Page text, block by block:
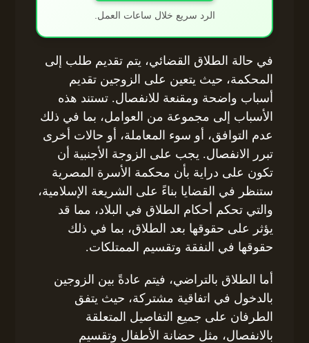
الرد سريع خلال ساعات العمل.
في حالة الطلاق القضائي، يتم تقديم طلب إلى
المحكمة، حيث يتعين على الزوجين تقديم
أسباب واضحة ومقنعة للانفصال. تستند هذه
الأسباب إلى مجموعة من العوامل، بما في ذلك
عدم التوافق، أو سوء المعاملة، أو حالات أخرى
تبرر الانفصال. يجب على الزوجة الأجنبية أن
تكون على دراية بأن محكمة الأسرة المصرية
ستنظر في القضايا بناءً على الشريعة الإسلامية،
والتي تحكم أحكام الطلاق في البلاد، مما قد
يؤثر على حقوقها بعد الطلاق، بما في ذلك
حقوقها في النفقة وتقسيم الممتلكات.
أما الطلاق بالتراضي، فيتم عادةً بين الزوجين
بالدخول في اتفاقية مشتركة، حيث يتفق
الطرفان على جميع التفاصيل المتعلقة
بالانفصال، مثل حضانة الأطفال وتقسيم